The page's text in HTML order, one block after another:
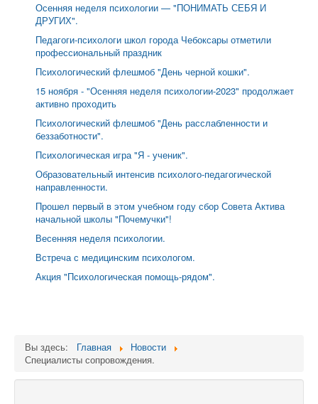
Осенняя неделя психологии — "ПОНИМАТЬ СЕБЯ И
ДРУГИХ".
Педагоги-психологи школ города Чебоксары отметили
профессиональный праздник
Психологический флешмоб "День черной кошки".
15 ноября - "Осенняя неделя психологии-2023" продолжает
активно проходить
Психологический флешмоб "День расслабленности и
беззаботности".
Психологическая игра "Я - ученик".
Образовательный интенсив психолого-педагогической
направленности.
Прошел первый в этом учебном году сбор Совета Актива
начальной школы "Почемучки"!
Весенняя неделя психологии.
Встреча с медицинским психологом.
Акция "Психологическая помощь-рядом".
Вы здесь: Главная
Новости
Специалисты сопровождения.